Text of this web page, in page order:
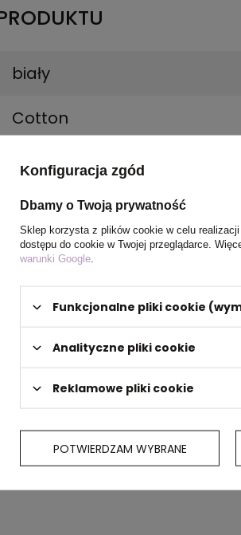
biały
Cotton
12 x Ø 18,5 cm
60 x 45 x 38 cm
Konfiguracja zgód
Dbamy o Twoją prywatność
Sklep korzysta z plików cookie w celu realizacji
dostępu do cookie w Twojej przeglądarce.
warunki Google
Funkcjonalne pliki cookie
Analityczne pliki cookie
Reklamowe pliki cookie
POTWIERDZAM WYBRANE